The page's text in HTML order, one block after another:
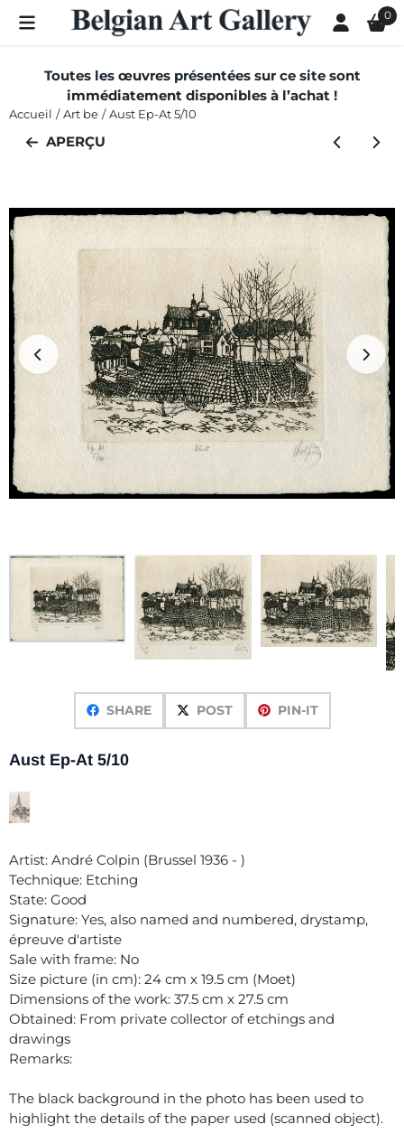
Les préférences de cookies sont actuellement fermées. 0
Toutes les œuvres présentées sur ce site sont
immédiatement disponibles à l’achat !
Accueil / Art be / Aust Ep-At 5/10
APERÇU
SHARE POST PIN-IT
Aust Ep-At 5/10
Artist: André Colpin (Brussel 1936 - )
Technique: Etching
State: Good
Signature: Yes, also named and numbered, drystamp,
épreuve d'artiste
Sale with frame: No
Size picture (in cm): 24 cm x 19.5 cm (Moet)
Dimensions of the work: 37.5 cm x 27.5 cm
Obtained: From private collector of etchings and
drawings
Remarks:
The black background in the photo has been used to
highlight the details of the paper used (scanned object).